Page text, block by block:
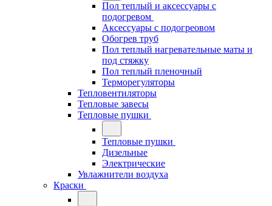
Пол теплый и аксессуары с
подогревом
Аксессуары с подогреовом
Обогрев труб
Пол теплый нагревательные маты и
под стяжку
Пол теплый пленочный
Терморегуляторы
Тепловентиляторы
Тепловые завесы
Тепловые пушки
Тепловые пушки
Дизельные
Электрические
Увлажнители воздуха
Краски